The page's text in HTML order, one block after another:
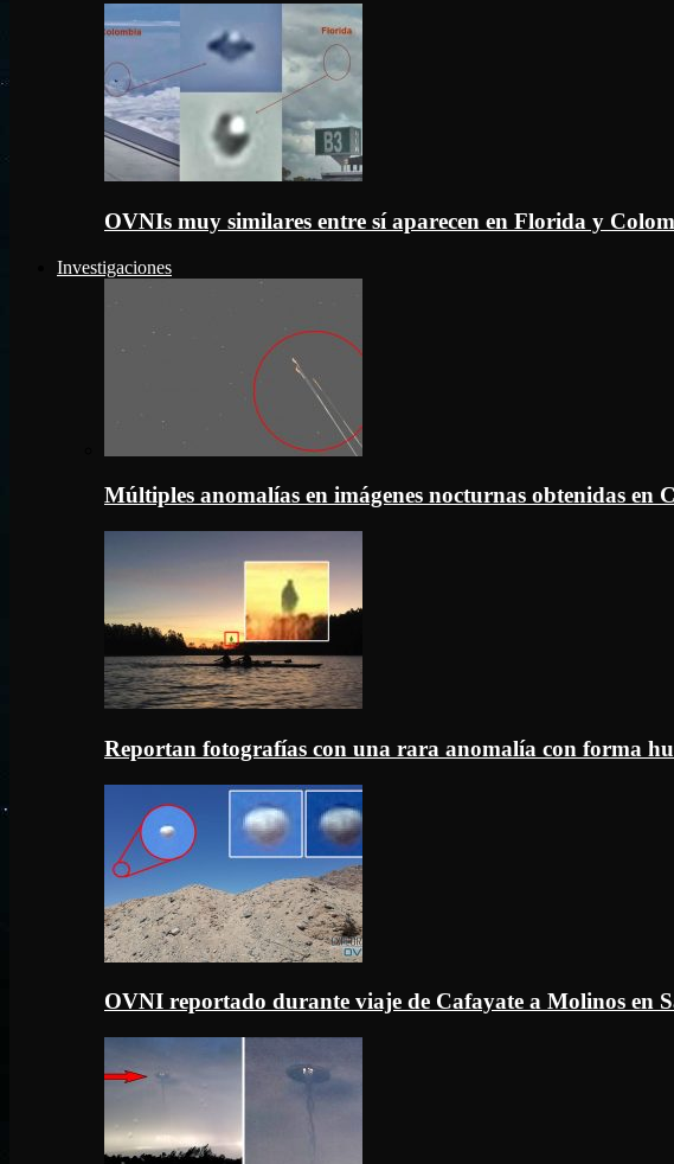
OVNIs muy similares entre sí aparecen en Florida y
Investigaciones
Múltiples anomalías en imágenes nocturnas obtenidas en
Reportan fotografías con una rara anomalía con forma
OVNI reportado durante viaje de Cafayate a Molinos en